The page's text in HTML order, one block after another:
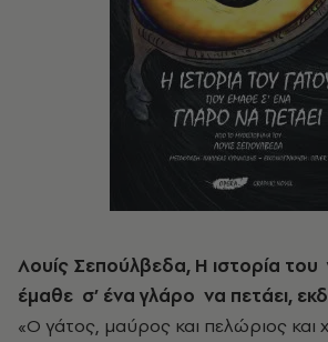
Λουίς Σεπούλβεδα, Η ιστορία του
έμαθε σ’ ένα γλάρο να πετάει,
«Ο γάτος, μαύρος και πελώριος και